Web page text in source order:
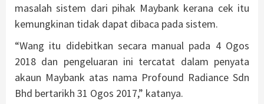
masalah sistem dari pihak Maybank kerana cek itu
kemungkinan tidak dapat dibaca pada sistem.
“Wang itu didebitkan secara manual pada 4 Ogos
2018 dan pengeluaran ini tercatat dalam penyata
akaun Maybank atas nama Profound Radiance Sdn
Bhd bertarikh 31 Ogos 2017,” katanya.